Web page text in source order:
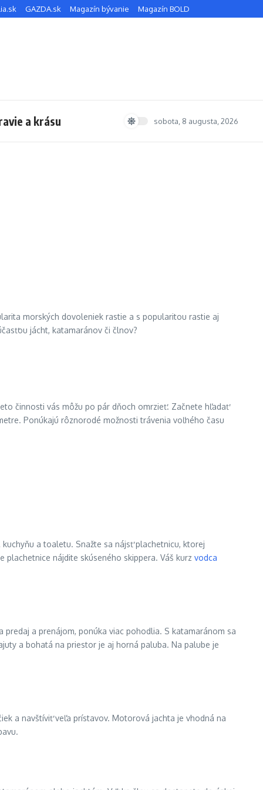
GAZDA.sk Magazín bývanie Magazín BOLD
a krásu sobota, 8 augusta, 2026
morských dovoleniek rastie a s popularitou rastie aj
jácht, katamaránov či člnov?
činnosti vás môžu po pár dňoch omrzieť. Začnete hľadať
Ponúkajú rôznorodé možnosti trávenia voľného času
a toaletu. Snažte sa nájsť plachetnicu, ktorej
nájdite skúseného skippera. Váš kurz vodca
a prenájom, ponúka viac pohodlia. S katamaránom sa
a bohatá na priestor je aj horná paluba. Na palube je
a navštíviť veľa prístavov. Motorová jachta je vhodná na